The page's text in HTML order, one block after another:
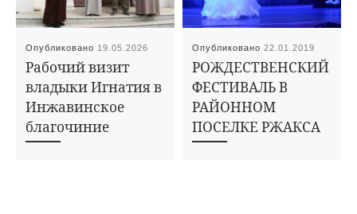
Опубликовано 19.05.2026
Рабочий визит
владыки Игнатия в
Инжавинское
благочиние
Опубликовано22.01.2019
РОЖДЕСТВЕНСКИЙ
ФЕСТИВАЛЬ В
РАЙОННОМ
ПОСЕЛКЕ РЖАКСА